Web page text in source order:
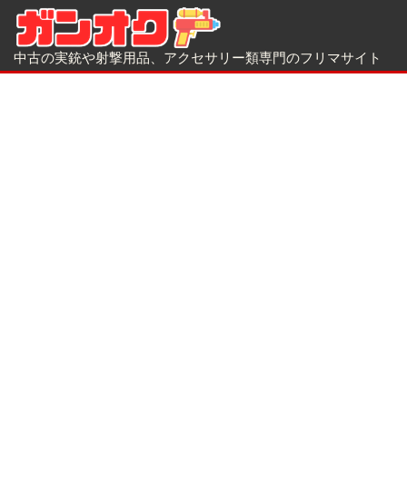
中古の実銃や射撃用品、アクセサリー類専門のフリマサイト